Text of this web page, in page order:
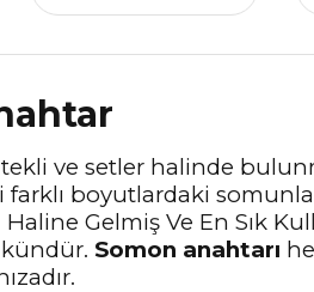
tekli ve setler halinde
boyutlardaki
Gelmiş Ve En Sık
Somon anahtarı